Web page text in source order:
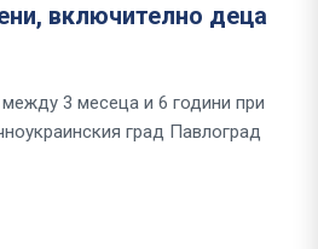
включително деца
3 месеца и 6 години при
град Павлоград